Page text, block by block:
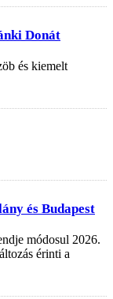
Donát
és kiemelt
és Budapest
módosul 2026.
érinti a